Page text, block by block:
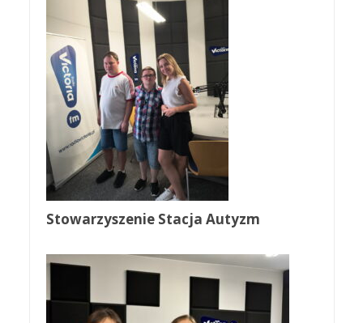
Stowarzyszenie Stacja Autyzm